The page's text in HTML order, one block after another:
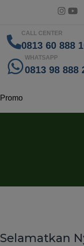
CALL CENTER
0813 60 888
WHATSAPP
0813 98 888
Promo